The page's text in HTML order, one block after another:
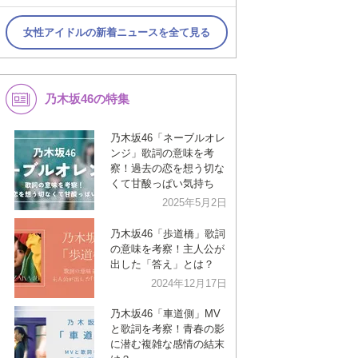
女性アイドルの新着ニュースを全て見る
乃木坂46の特集
乃木坂46「ネーブルオレ
ンジ」歌詞の意味を考
察！過去の恋を想う切な
くて甘酸っぱい気持ち
2025年5月2日
乃木坂46「歩道橋」歌詞
の意味を考察！主人公が
出した「答え」とは？
2024年12月17日
乃木坂46「車道側」MV
と歌詞を考察！青春の影
に潜む複雑な感情の結末